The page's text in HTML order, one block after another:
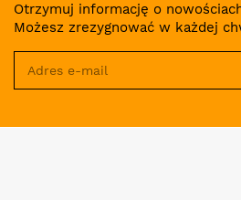
Otrzymuj informację o
Możesz zrezygnować w każdej